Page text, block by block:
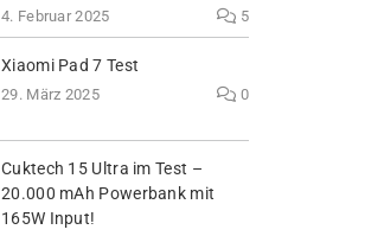
4. Februar 2025 5
Xiaomi Pad 7 Test
29. März 2025 0
Cuktech 15 Ultra im Test –
20.000 mAh Powerbank mit
165W Input!